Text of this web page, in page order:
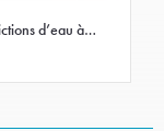
d’eau à